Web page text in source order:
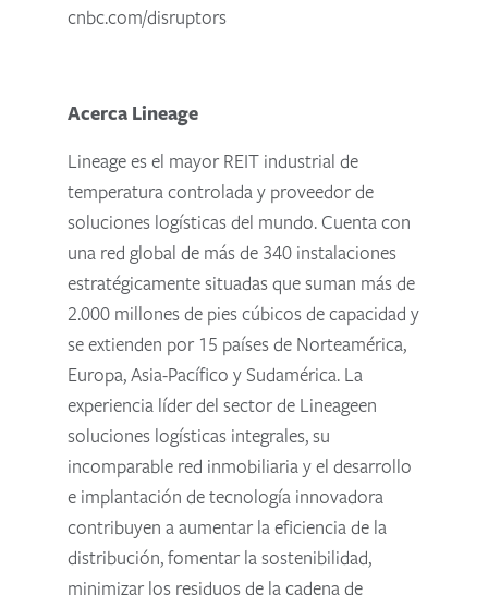
cnbc.com/disruptors
Acerca Lineage
Lineage es el mayor REIT industrial de
temperatura controlada y proveedor de
soluciones logísticas del mundo. Cuenta con
una red global de más de 340 instalaciones
estratégicamente situadas que suman más de
2.000 millones de pies cúbicos de capacidad y
se extienden por 15 países de Norteamérica,
Europa, Asia-Pacífico y Sudamérica. La
experiencia líder del sector de Lineageen
soluciones logísticas integrales, su
incomparable red inmobiliaria y el desarrollo
e implantación de tecnología innovadora
contribuyen a aumentar la eficiencia de la
distribución, fomentar la sostenibilidad,
minimizar los residuos de la cadena de